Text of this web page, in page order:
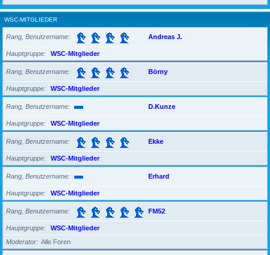
WSC-MITGLIEDER
Rang, Benutzername Andreas J.
Hauptgruppe WSC-Mitglieder
Rang, Benutzername Börny
Hauptgruppe WSC-Mitglieder
Rang, Benutzername D.Kunze
Hauptgruppe WSC-Mitglieder
Rang, Benutzername Ekke
Hauptgruppe WSC-Mitglieder
Rang, Benutzername Erhard
Hauptgruppe WSC-Mitglieder
Rang, Benutzername FM52
Hauptgruppe
WSC-Mitglieder
Moderator
Alle Foren